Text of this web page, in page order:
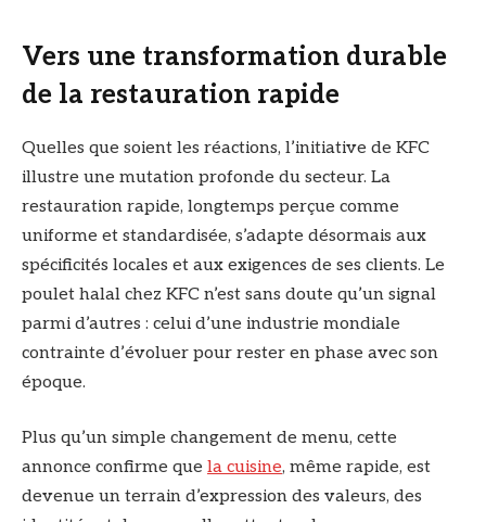
Vers une transformation durable
de la restauration rapide
Quelles que soient les réactions, l’initiative de KFC
illustre une mutation profonde du secteur. La
restauration rapide, longtemps perçue comme
uniforme et standardisée, s’adapte désormais aux
spécificités locales et aux exigences de ses clients. Le
poulet halal chez KFC n’est sans doute qu’un signal
parmi d’autres : celui d’une industrie mondiale
contrainte d’évoluer pour rester en phase avec son
époque.
Plus qu’un simple changement de menu, cette
annonce confirme que la cuisine, même rapide, est
devenue un terrain d’expression des valeurs, des